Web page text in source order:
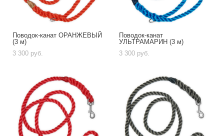
Поводок-канат ОРАНЖЕВЫЙ
(3 м)
3 300 pуб.
Поводок-канат
УЛЬТРАМАРИН (3 м)
3 300 pуб.